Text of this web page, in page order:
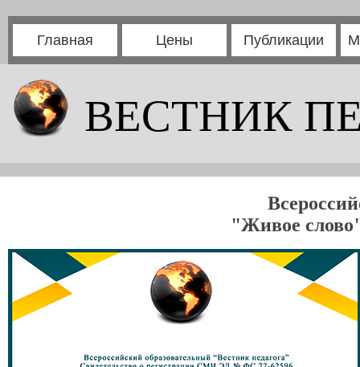
Главная Цены Публикации
ВЕСТНИК
"Живое